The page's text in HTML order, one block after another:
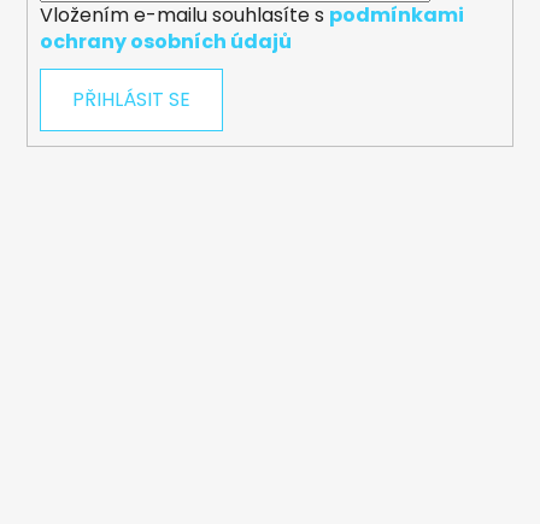
Vložením e-mailu souhlasíte s podmínkami
ochrany osobních údajů
PŘIHLÁSIT SE